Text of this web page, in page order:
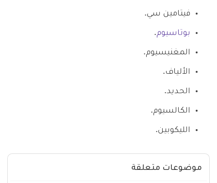
فيتامين سي.
بوتاسيوم.
المغنيسيوم.
الألياف.
الحديد.
الكالسيوم.
الليكوبين.
موضوعات متعلقة